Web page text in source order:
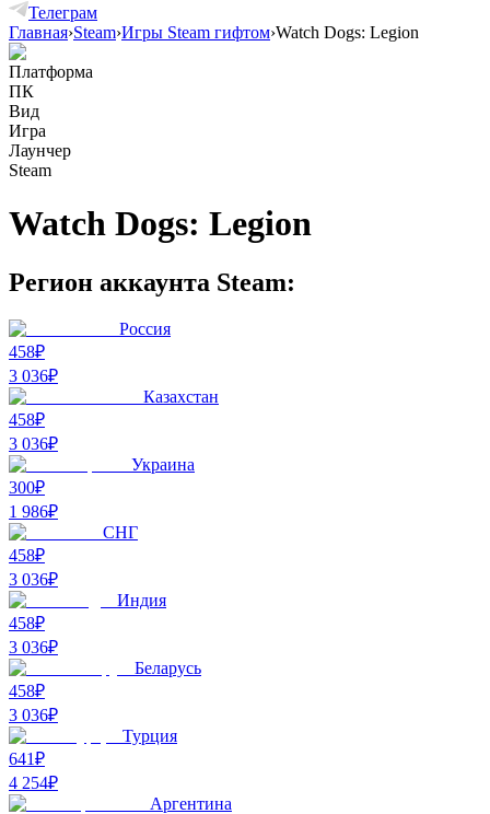
Телеграм
Главная›Steam›Игры Steam гифтом›Watch Dogs: Legion
Платформа
ПК
Вид
Игра
Лаунчер
Steam
Watch Dogs: Legion
Регион аккаунта Steam:
Россия
458₽
3 036₽
Казахстан
458₽
3 036₽
Украина
300₽
1 986₽
СНГ
458₽
3 036₽
Индия
458₽
3 036₽
Беларусь
458₽
3 036₽
Турция
641₽
4 254₽
Аргентина